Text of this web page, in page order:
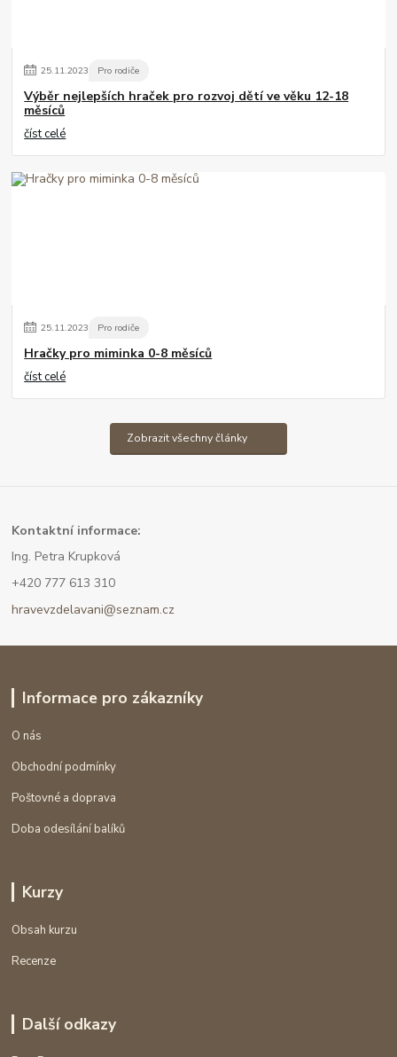
25.11.2023 Pro rodiče
Výběr nejlepších hraček pro rozvoj dětí ve věku 12-18
měsíců
číst celé
25.11.2023 Pro rodiče
Hračky pro miminka 0-8 měsíců
číst celé
Zobrazit všechny články
Kontaktní informace:
Ing. Petra Krupková
+420 777 613 310
hravevzdelavani@seznam.cz
Informace pro zákazníky
O nás
Obchodní podmínky
Poštovné a doprava
Doba odesílání balíků
Kurzy
Obsah kurzu
Recenze
Další odkazy